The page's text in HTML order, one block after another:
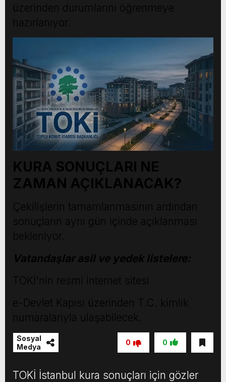
üzerinden durumlarını öğrenmeye
hazırlanıyor.
KURA SONUÇLARI NE
ZAMAN AÇIKLANACAK?
Çekilişlerin tamamlanmasının ardından
sonuçların aynı gün içinde açıklanması
bekleniyor.
Vatandaşlar asil ve yedek listelere:
TOKİ'nin resmi internet sitesi
e-Devlet Kapısı üzerinden T.C. kimlik
numaralarıyla ulaşabilecek.
Sosyal
Medya
0
0
TOKİ İstanbul kura sonuçları için gözler